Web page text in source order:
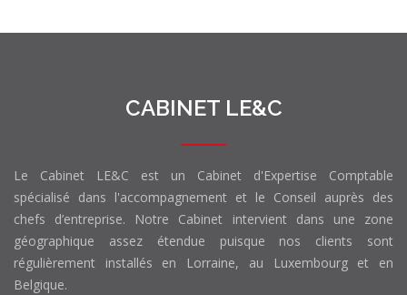
CABINET LE&C
Le Cabinet LE&C est un Cabinet d'Expertise Comptable
spécialisé dans l'accompagnement et le Conseil auprès des
chefs d’entreprise. Notre Cabinet intervient dans une zone
géographique assez étendue puisque nos clients sont
régulièrement installés en Lorraine, au Luxembourg et en
Belgique.